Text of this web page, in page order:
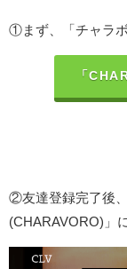
①まず、「チャラ
「
②友達登録完了後
(CHARAVORO)」